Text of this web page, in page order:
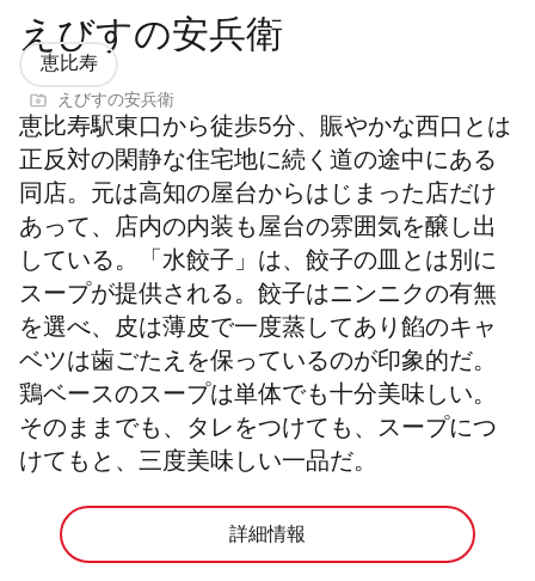
えびすの安兵衛
恵比寿
えびすの安兵衛
恵比寿駅東口から徒歩5分、賑やかな西口とは
正反対の閑静な住宅地に続く道の途中にある
同店。元は高知の屋台からはじまった店だけ
あって、店内の内装も屋台の雰囲気を醸し出
している。「水餃子」は、餃子の皿とは別に
スープが提供される。餃子はニンニクの有無
を選べ、皮は薄皮で一度蒸してあり餡のキャ
ベツは歯ごたえを保っているのが印象的だ。
鶏ベースのスープは単体でも十分美味しい。
そのままでも、タレをつけても、スープにつ
けてもと、三度美味しい一品だ。
詳細情報